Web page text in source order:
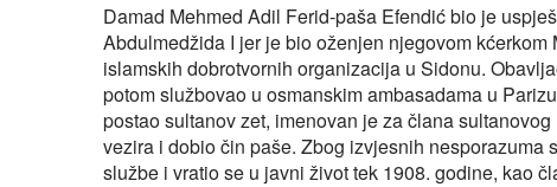
Damad Mehmed Adil Ferid-paša Efendić bio je
Abdulmedžida I jer je bio oženjen njegovom
islamskih dobrotvornih organizacija u Sidonu.
potom službovao u osmanskim ambasadama u
postao sultanov zet, imenovan je za člana
vezira i dobio čin paše. Zbog izvjesnih
službe i vratio se u javni život tek 1908. godine, kao